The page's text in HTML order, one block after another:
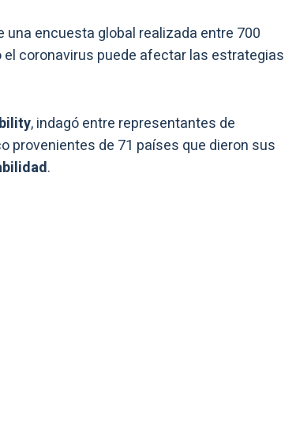
encuesta global realizada entre 700
coronavirus puede afectar las estrategias
, indagó entre representantes de
provenientes de 71 países que dieron sus
.